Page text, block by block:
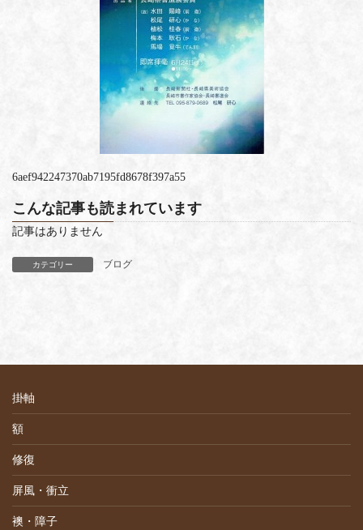
6aef942247370ab7195fd8678f397a55
こんな記事も読まれています
記事はありません
カテゴリー ブログ
掛軸
額
修復
屏風・衝立
襖・障子